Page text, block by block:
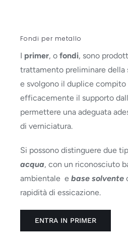
Fondi per metallo
I primer, o fondi, sono
trattamento preliminare
e svolgono il duplice
efficacemente il supporto
permettere una adeguata
di verniciatura.
Si possono distinguere due
acqua, con un riconosciuto
ambientale e base solvente
rapidità di essicazione.
ENTRA IN PRIMER